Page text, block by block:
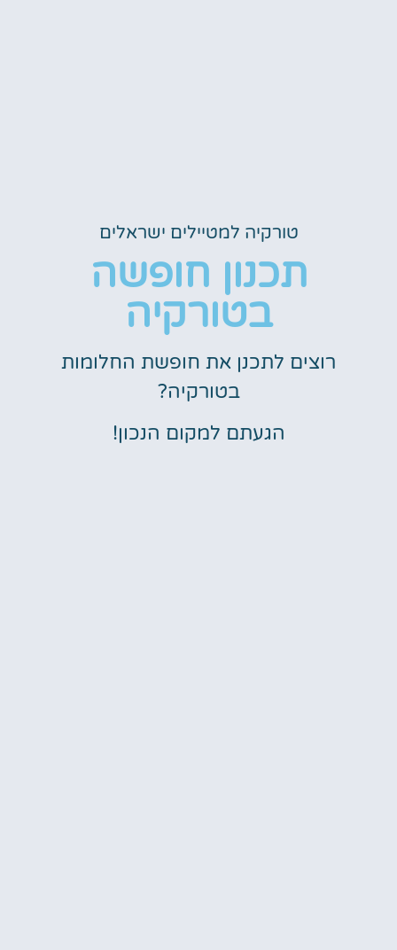
טורקיה למטיילים ישראלים
תכנון חופשה
בטורקיה
רוצים לתכנן את חופשת החלומות
בטורקיה?
הגעתם למקום הנכון!